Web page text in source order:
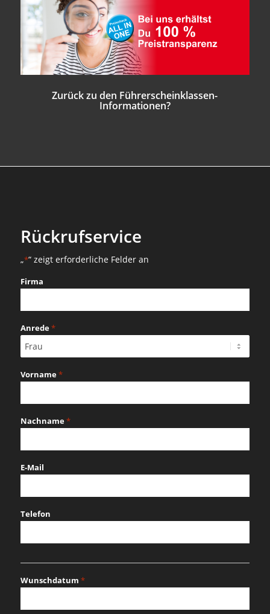
Zurück zu den Führerscheinklassen-
Informationen?
Rückrufservice
„*“ zeigt erforderliche Felder an
Firma
Anrede*
Vorname*
Nachname*
E-Mail
Telefon
Wunschdatum *